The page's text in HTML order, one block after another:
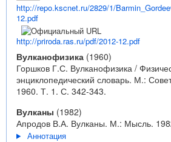
http://repo.kscnet.ru/2829/1/
12.pdf
http://priroda.ras.ru/pdf/2012-12.pdf
Вулканофизика (1960)
Горшков Г.С. Вулканофизика /
энциклопедический словарь. М.:
1960. Т. 1. С. 342-343.
Вулканы (1982)
Апродов В.А. Вулканы. М.: Мысль.
Аннотация